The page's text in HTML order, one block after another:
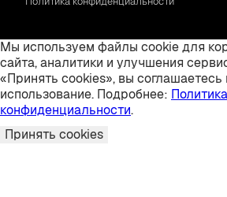
Мы используем файлы cookie для
сайта, аналитики и улучшения
«Принять cookies», вы соглашаетесь
использование. Подробнее:
конфиденциальности.
Принять cookies